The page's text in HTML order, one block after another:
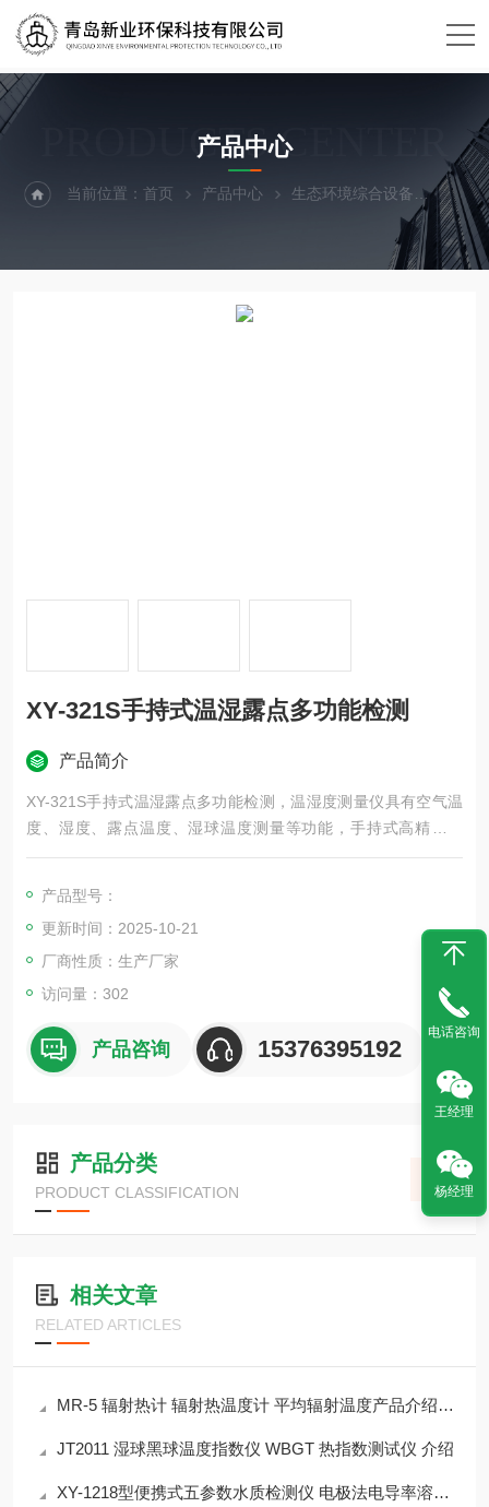
PRODUCTS CENTER
产品中心
当前位置：首页 产品中心 生态环境综合设备 温度
XY-321S手持式温湿露点多功能检测
产品简介
XY-321S手持式温湿露点多功能检测，温湿度测量仪具有空气温
度、湿度、露点温度、湿球温度测量等功能，手持式高精度测
量、小巧的外形便于携带和使用，带白色背光的双显示液晶屏可
产品型号：
更新时间：2025-10-21
厂商性质：生产厂家
访问量：302
产品咨询 15376395192
产品分类
PRODUCT CLASSIFICATION
相关文章
RELATED ARTICLES
MR-5 辐射热计 辐射热温度计 平均辐射温度产品介绍测量仪
JT2011 湿球黑球温度指数仪 WBGT 热指数测试仪 介绍
XY-1218型便携式五参数水质检测仪 电极法电导率溶解氧温度浊度
电话咨询
王经理
杨经理